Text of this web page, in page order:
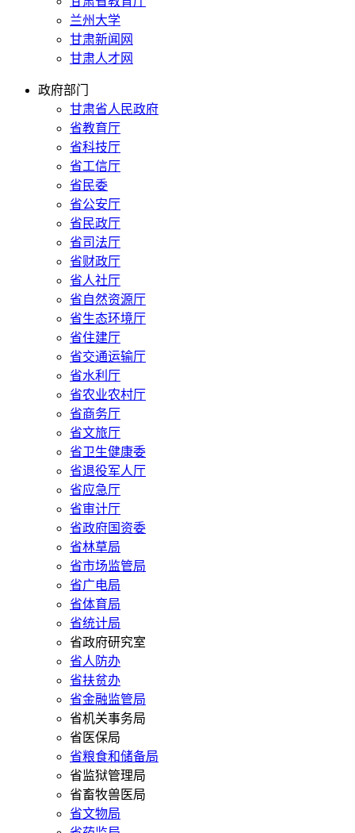
兰州大学
甘肃新闻网
甘肃人才网
政府部门
甘肃省人民政府
省教育厅
省科技厅
省工信厅
省民委
省公安厅
省民政厅
省司法厅
省财政厅
省人社厅
省自然资源厅
省生态环境厅
省住建厅
省交通运输厅
省水利厅
省农业农村厅
省商务厅
省文旅厅
省卫生健康委
省退役军人厅
省应急厅
省审计厅
省政府国资委
省林草局
省市场监管局
省广电局
省体育局
省统计局
省政府研究室
省人防办
省扶贫办
省金融监管局
省机关事务局
省医保局
省粮食和储备局
省监狱管理局
省畜牧兽医局
省文物局